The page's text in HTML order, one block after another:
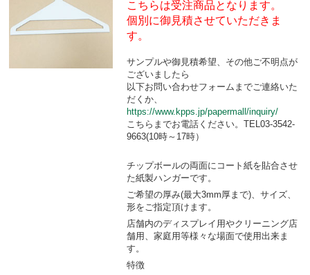
こちらは受注商品となります。
個別に御見積させていただきま
す。
サンプルや御見積希望、その他ご不明点が
ございましたら
以下お問い合わせフォームまでご連絡いた
だくか、
https://www.kpps.jp/papermall/inquiry/
こちらまでお電話ください。TEL03-3542-
9663(10時～17時）
チップボールの両面にコート紙を貼合させ
た紙製ハンガーです。
ご希望の厚み(最大3mm厚まで)、サイズ、
形をご指定頂けます。
店舗内のディスプレイ用やクリーニング店
舗用、家庭用等様々な場面で使用出来ま
す。
特徴